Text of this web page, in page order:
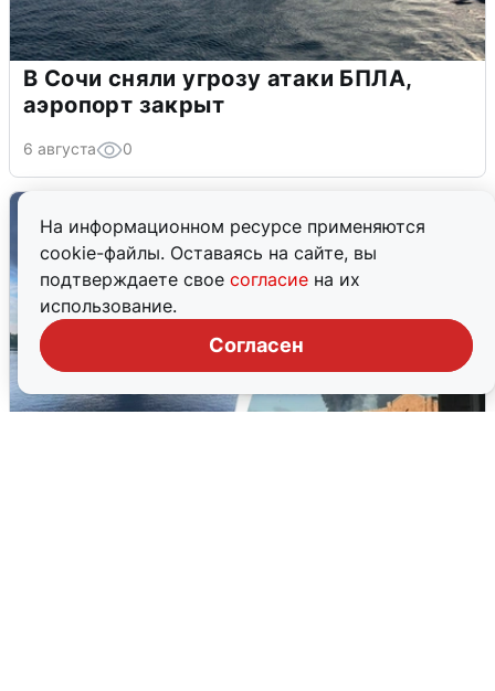
На информационном ресурсе применяются
cookie-файлы. Оставаясь на сайте, вы
подтверждаете свое согласие на их
использование.
Согласен
В Сочи сняли угрозу атаки БПЛА,
аэропорт закрыт
6 августа 0